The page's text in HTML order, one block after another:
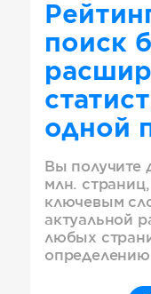
поиск
одной
Вы получите
млн.
ключевым
актуальной
любых